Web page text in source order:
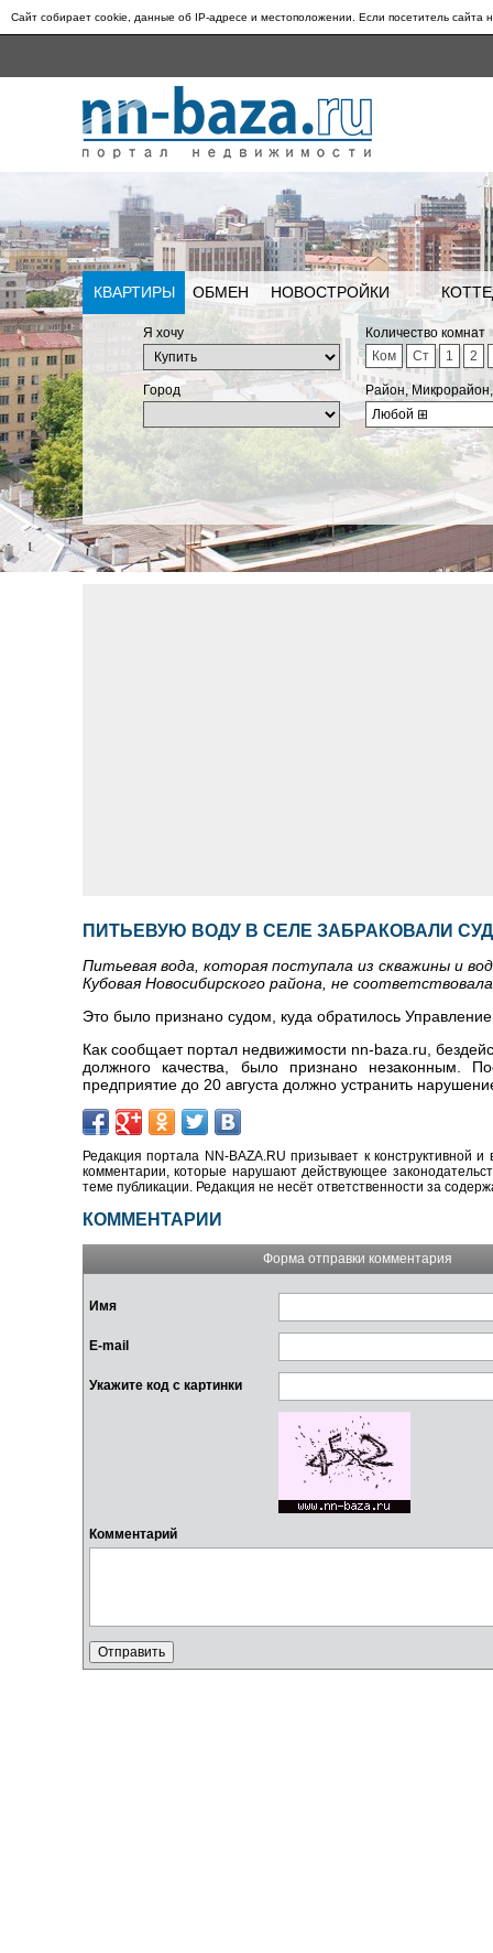
Сайт собирает cookie, данные об IP-адресе и местоположении. Если посетитель сайта
КВАРТИРЫ ОБМЕН НОВОСТРОЙКИ
Я хочу
Количество комнат
Ком
Ст 1 2
Город
Район,
Любой ⊞
ПИТЬЕВУЮ ВОДУ В СЕЛЕ ЗАБРАКОВАЛИ
Питьевая вода, которая поступала из скважины и
Кубовая Новосибирского района, не
Это было признано судом, куда обратилось
Как сообщает портал недвижимости nn-baza.ru,
должного качества, было признано незаконным.
предприятие до 20 августа должно устранить
Редакция портала NN-BAZA.RU призывает к конструктивной
комментарии, которые нарушают действующее
теме публикации. Редакция не несёт ответственности за
КОММЕНТАРИИ
Форма отправки комментария
Имя
E-mail
Укажите код с картинки
Комментарий